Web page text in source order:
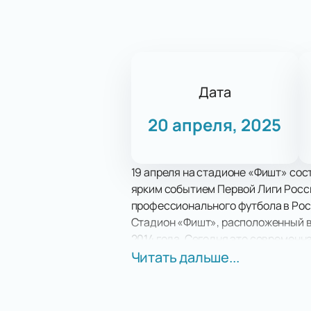
Дата
20 апреля, 2025
19 апреля на стадионе «Фишт»
ярким событием Первой Лиги
профессионального футбола в
Стадион «Фишт», расположенный
2014 года. Сегодня это
спортивные события страны. На
Читать дальше...